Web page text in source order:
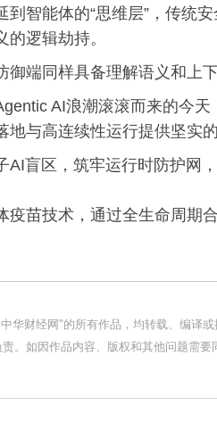
智能体的“思维层”，传统
逻辑劫持。
御端同样具备理解语义和
AI浪潮滚滚而来的今
地与高连续性运行提供坚实
AI盲区，筑牢运行时防护网
疫苗技术，通过全生命周期
华财经网"的所有作品，均转载、编译
。如因作品内容、版权和其他问题需